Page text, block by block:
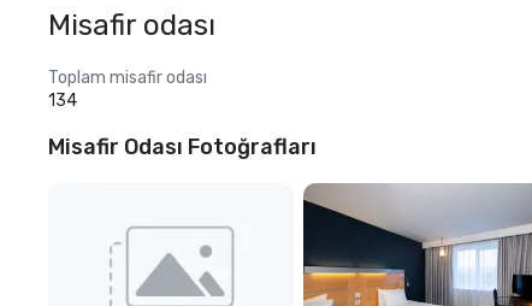
Misafir odası
Toplam misafir odası
134
Misafir Odası Fotoğrafları